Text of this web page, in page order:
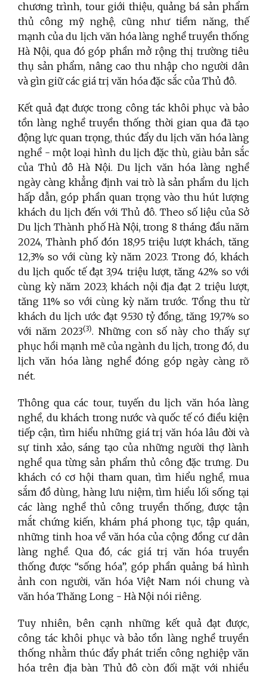
chương trình, tour giới thiệu, quảng bá sản phẩm
thủ công mỹ nghệ, cũng như tiềm năng, thế
mạnh của du lịch văn hóa làng nghề truyền thống
Hà Nội, qua đó góp phần mở rộng thị trường tiêu
thụ sản phẩm, nâng cao thu nhập cho người dân
và gìn giữ các giá trị văn hóa đặc sắc của Thủ đô.
Kết quả đạt được trong công tác khôi phục và bảo
tồn làng nghề truyền thống thời gian qua đã tạo
động lực quan trọng, thúc đẩy du lịch văn hóa làng
nghề - một loại hình du lịch đặc thù, giàu bản sắc
của Thủ đô Hà Nội. Du lịch văn hóa làng nghề
ngày càng khẳng định vai trò là sản phẩm du lịch
hấp dẫn, góp phần quan trọng vào thu hút lượng
khách du lịch đến với Thủ đô. Theo số liệu của Sở
Du lịch Thành phố Hà Nội, trong 8 tháng đầu năm
2024, Thành phố đón 18,95 triệu lượt khách, tăng
12,3% so với cùng kỳ năm 2023. Trong đó, khách
du lịch quốc tế đạt 3,94 triệu lượt, tăng 42% so với
cùng kỳ năm 2023; khách nội địa đạt 2 triệu lượt,
tăng 11% so với cùng kỳ năm trước. Tổng thu từ
khách du lịch ước đạt 9.530 tỷ đồng, tăng 19,7% so
với năm 2023(3). Những con số này cho thấy sự
phục hồi mạnh mẽ của ngành du lịch, trong đó, du
lịch văn hóa làng nghề đóng góp ngày càng rõ
nét.
Thông qua các tour, tuyến du lịch văn hóa làng
nghề, du khách trong nước và quốc tế có điều kiện
tiếp cận, tìm hiểu những giá trị văn hóa lâu đời và
sự tinh xảo, sáng tạo của những người thợ lành
nghề qua từng sản phẩm thủ công đặc trưng. Du
khách có cơ hội tham quan, tìm hiểu nghề, mua
sắm đồ dùng, hàng lưu niệm, tìm hiểu lối sống tại
các làng nghề thủ công truyền thống, được tận
mắt chứng kiến, khám phá phong tục, tập quán,
những tinh hoa về văn hóa của cộng đồng cư dân
làng nghề. Qua đó, các giá trị văn hóa truyền
thống được “sống hóa”, góp phần quảng bá hình
ảnh con người, văn hóa Việt Nam nói chung và
văn hóa Thăng Long - Hà Nội nói riêng.
Tuy nhiên, bên cạnh những kết quả đạt được,
công tác khôi phục và bảo tồn làng nghề truyền
thống nhằm thúc đẩy phát triển công nghiệp văn
hóa trên địa bàn Thủ đô còn đối mặt với nhiều